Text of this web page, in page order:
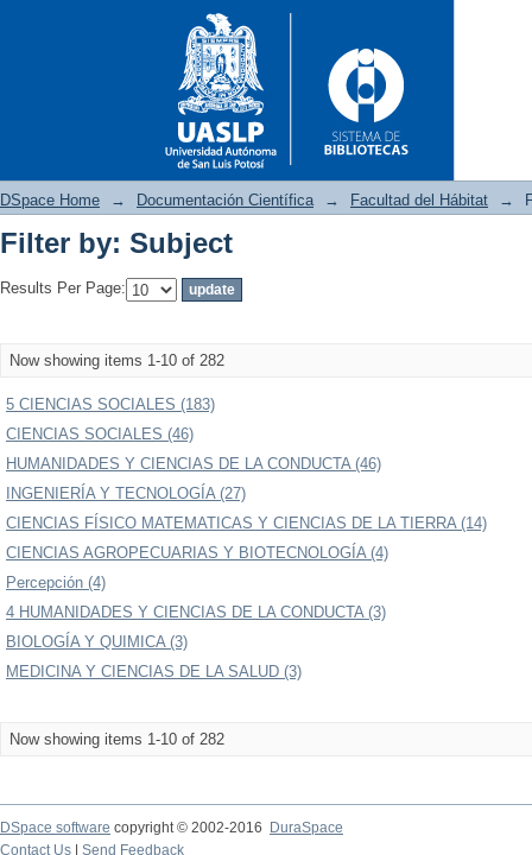
Filter by: Subject
DSpace Home → Documentación Científica → Facultad del Hábitat →
Filter by: Subject
Results Per Page:
Now showing items 1-10 of 282
5 CIENCIAS SOCIALES (183)
CIENCIAS SOCIALES (46)
HUMANIDADES Y CIENCIAS DE LA CONDUCTA (46)
INGENIERÍA Y TECNOLOGÍA (27)
CIENCIAS FÍSICO MATEMATICAS Y CIENCIAS DE LA TIERRA (14)
CIENCIAS AGROPECUARIAS Y BIOTECNOLOGÍA (4)
Percepción (4)
4 HUMANIDADES Y CIENCIAS DE LA CONDUCTA (3)
BIOLOGÍA Y QUIMICA (3)
MEDICINA Y CIENCIAS DE LA SALUD (3)
Now showing items 1-10 of 282
DSpace software copyright © 2002-2016
DuraSpace
Contact Us
Send Feedback